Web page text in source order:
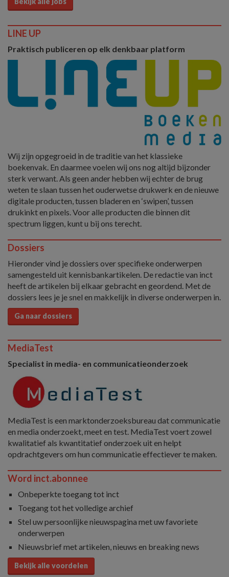
LINE UP
Praktisch publiceren op elk denkbaar platform
Wij zijn opgegroeid in de traditie van het klassieke
boekenvak. En daarmee voelen wij ons nog altijd bijzonder
sterk verwant. Als geen ander hebben wij echter de brug
weten te slaan tussen het ouderwetse drukwerk en de nieuwe
digitale producten, tussen bladeren en ‘swipen’, tussen
drukinkt en pixels. Voor alle producten die binnen dit
spectrum liggen, kunt u bij ons terecht.
Dossiers
Hieronder vind je dossiers over specifieke onderwerpen
samengesteld uit kennisbankartikelen. De redactie van inct
heeft de artikelen bij elkaar gebracht en geordend. Met de
dossiers lees je je snel en makkelijk in diverse onderwerpen in.
Ga naar dossiers
MediaTest
Specialist in media- en communicatieonderzoek
MediaTest is een marktonderzoeksbureau dat communicatie
en media onderzoekt, meet en test. MediaTest voert zowel
kwalitatief als kwantitatief onderzoek uit en helpt
opdrachtgevers om hun communicatie effectiever te maken.
Word inct.abonnee
Onbeperkte toegang tot inct
Toegang tot het volledige archief
Stel uw persoonlijke nieuwspagina met uw favoriete
onderwerpen
Nieuwsbrief met artikelen, nieuws en breaking news
Bekijk alle voordelen